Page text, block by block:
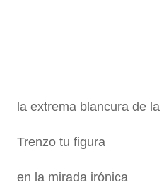
la extrema blancura de la
Trenzo tu figura
en la mirada irónica